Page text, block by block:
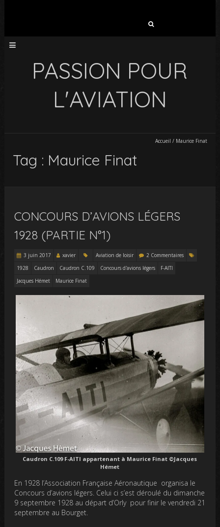
PASSION POUR
L'AVIATION
Accueil / Maurice Finat
Tag : Maurice Finat
CONCOURS D’AVIONS LÉGERS
1928 (PARTIE N°1)
3 juin 2017 xavier Aviation de loisir
2 Commentaires
1928
Caudron Caudron C.109 Concours d'avions légers
F-AITI
Jacques Hémet
Maurice Finat
Caudron C.109 F-AITI appartenant à Maurice Finat ©Jacques
Hémet
En 1928 l’Association Française Aéronautique organisa le
Concours d’avions légers. Celui ci s’est déroulé du dimanche
9 septembre 1928 au départ d’Orly pour finir le vendredi 21
septembre au Bourget.